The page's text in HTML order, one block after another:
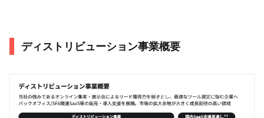
ディストリビューション事業概要